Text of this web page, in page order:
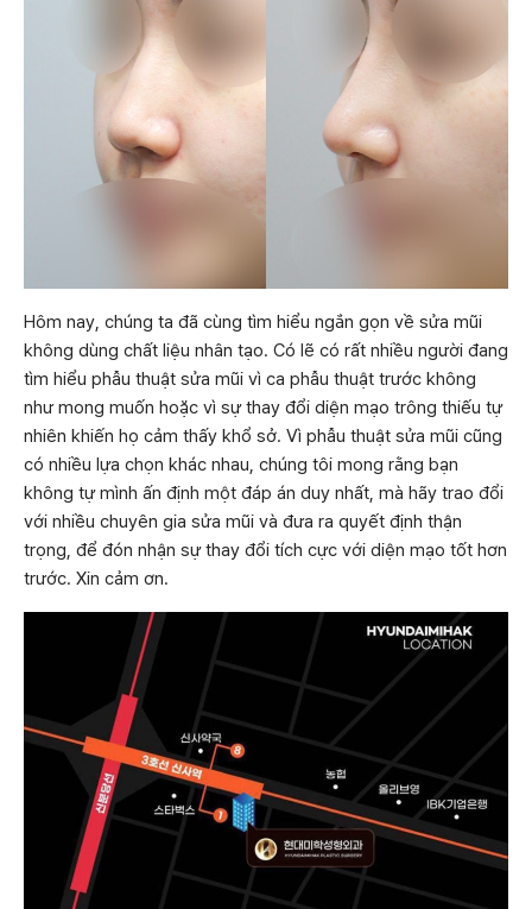
Hôm nay, chúng ta đã cùng tìm hiểu ngắn gọn về sửa mũi
không dùng chất liệu nhân tạo. Có lẽ có rất nhiều người đang
tìm hiểu phẫu thuật sửa mũi vì ca phẫu thuật trước không
như mong muốn hoặc vì sự thay đổi diện mạo trông thiếu tự
nhiên khiến họ cảm thấy khổ sở. Vì phẫu thuật sửa mũi cũng
có nhiều lựa chọn khác nhau, chúng tôi mong rằng bạn
không tự mình ấn định một đáp án duy nhất, mà hãy trao đổi
với nhiều chuyên gia sửa mũi và đưa ra quyết định thận
trọng, để đón nhận sự thay đổi tích cực với diện mạo tốt hơn
trước. Xin cảm ơn.